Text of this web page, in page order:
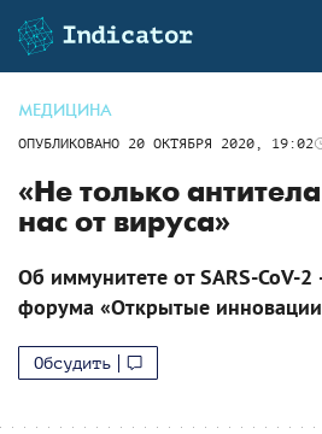
МЕДИЦИНА
ОПУБЛИКОВАНО 20 ОКТЯБРЯ 2020, 19:02
«Не только
нас от вируса»
Об иммунитете от SARS-CoV-2
форума «Открытые
Обсудить